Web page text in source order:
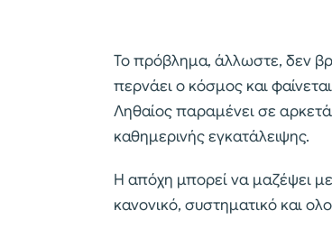
Το πρόβλημα, άλλωστε, δεν
περνάει ο κόσμος και
Ληθαίος παραμένει σε
καθημερινής εγκατάλειψης.
Η απόχη μπορεί να μαζέψει
κανονικό, συστηματικό και